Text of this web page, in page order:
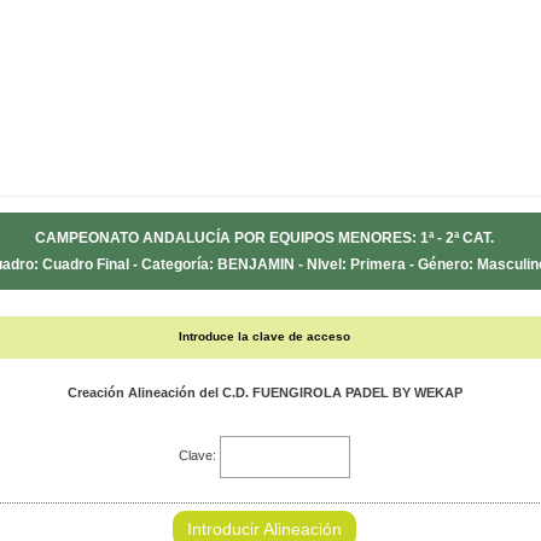
CAMPEONATO ANDALUCÍA POR EQUIPOS MENORES: 1ª - 2ª CAT.
Cuadro Final - Categoría: BENJAMIN - NIvel: Primera - Género:
Introduce la clave de acceso
Creación Alineación del C.D. FUENGIROLA PADEL BY WEKAP
Clave:
Introducir Alineación